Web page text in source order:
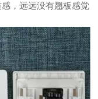
，远远没有翘板感觉